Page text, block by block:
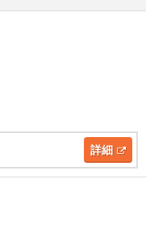
詳細